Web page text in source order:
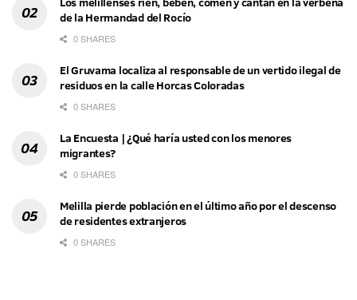
de la Hermandad del Rocío
0 SHARES
El Gruvama localiza al responsable de un vertido ilegal de
residuos en la calle Horcas Coloradas
0 SHARES
La Encuesta | ¿Qué haría usted con los menores
migrantes?
0 SHARES
Melilla pierde población en el último año por el descenso
de residentes extranjeros
0 SHARES